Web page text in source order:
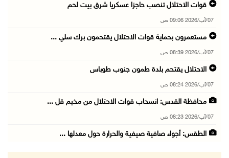
قوات الاحتلال تنصب حاجزا عسكريا شرق بيت لحم
07/آب/2026 09:06 ص
مستعمرون بحماية قوات الاحتلال يقتحمون برك سلي ...
07/آب/2026 08:39 ص
الاحتلال يقتحم بلدة طمون جنوب طوباس
07/آب/2026 08:24 ص
محافظة القدس: انسحاب قوات الاحتلال من مخيم قل ...
07/آب/2026 08:23 ص
الطقس: أجواء صافية صيفية والحرارة حول معدلها ...